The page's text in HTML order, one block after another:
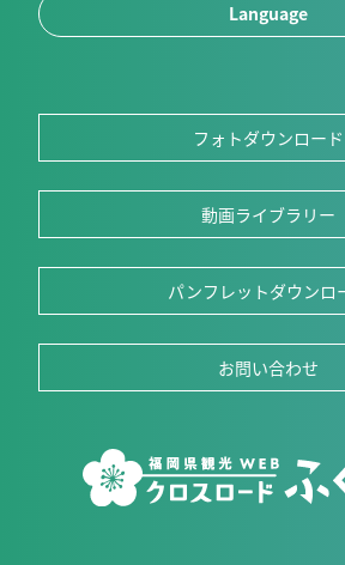
Language
フォトダウンロード
動画ライブラリー
パンフレットダウンロ
お問い合わせ